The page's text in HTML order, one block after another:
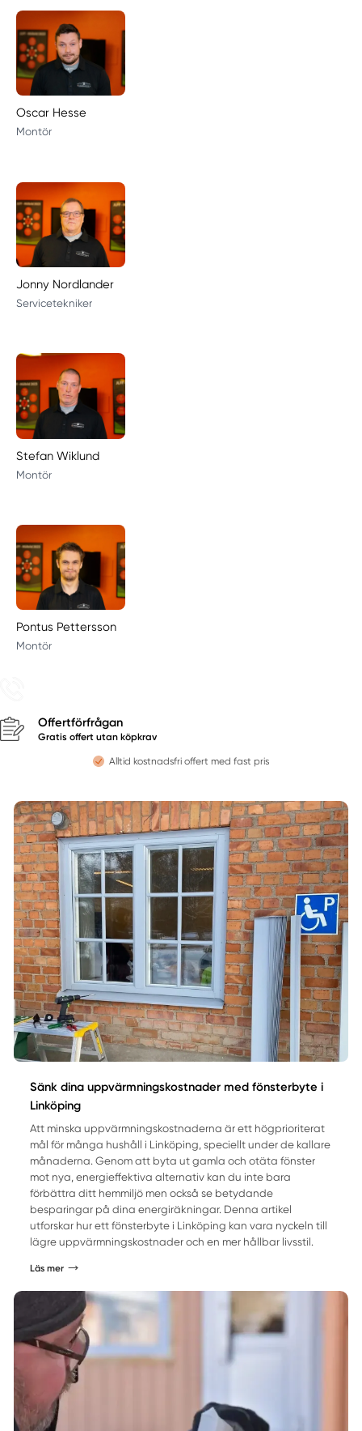
Oscar Hesse
Montör
Jonny Nordlander
Servicetekniker
Stefan Wiklund
Montör
Pontus Pettersson
Montör
Offertförfrågan
Gratis offert utan köpkrav
Alltid kostnadsfri offert med fast pris
Sänk dina uppvärmningskostnader med fönsterbyte i
Linköping
Att minska uppvärmningskostnaderna är ett högprioriterat
mål för många hushåll i Linköping, speciellt under de kallare
månaderna. Genom att byta ut gamla och otäta fönster
mot nya, energieffektiva alternativ kan du inte bara
förbättra ditt hemmiljö men också se betydande
besparingar på dina energiräkningar. Denna artikel
utforskar hur ett fönsterbyte i Linköping kan vara nyckeln till
lägre uppvärmningskostnader och en mer hållbar livsstil.
Läs mer